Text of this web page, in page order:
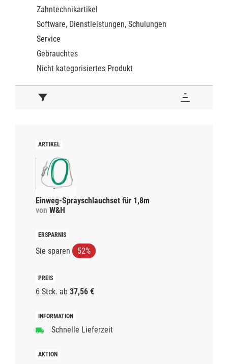
Zahntechnikartikel
Software, Dienstleistungen, Schulungen
Service
Gebrauchtes
Nicht kategorisiertes Produkt
Einweg-Sprayschlauchset für 1,8m
von W&H
Sie sparen 52%
6 Stck. ab 37,56 €
Schnelle Lieferzeit